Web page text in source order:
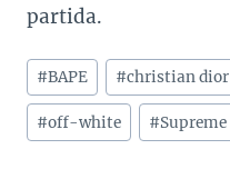
partida.
Tags
do
Post:
#BAPE #christian dior
#off-white #Supreme